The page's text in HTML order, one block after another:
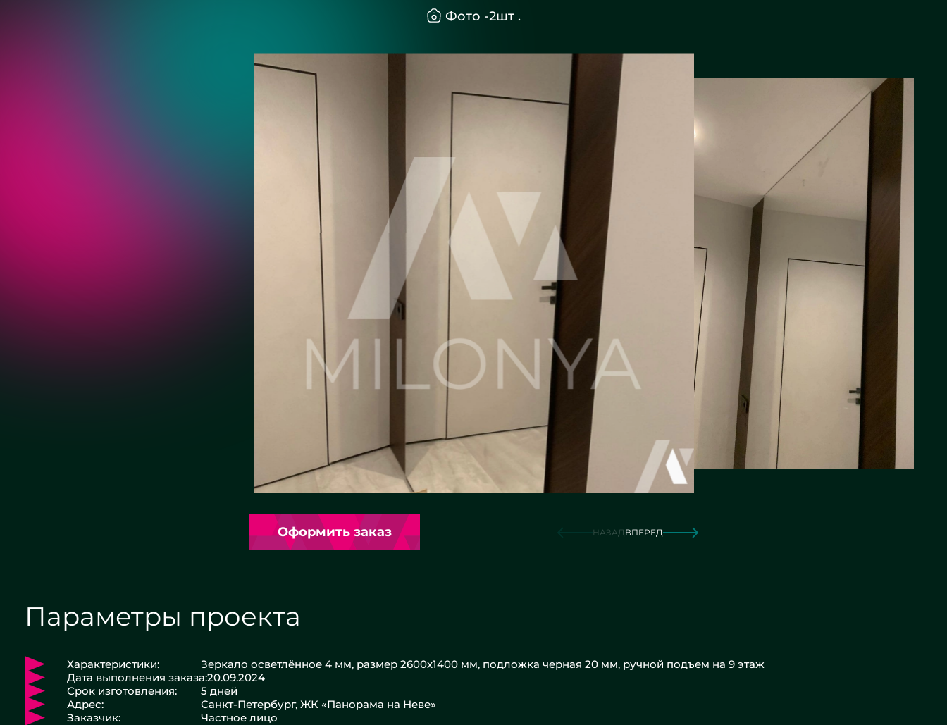
Фото -2шт .
Оформить заказ НАЗАДВПЕРЕД
Параметры проекта
Характеристики:
Зеркало осветлённое 4 мм, размер 2600х1400 мм, подложка черная 20 мм, ручной подъем на 9 этаж
Дата выполнения заказа:20.09.2024
Срок изготовления:
5 дней
Адрес:
Санкт-Петербург, ЖК «Панорама на Неве»
Заказчик:
Частное лицо